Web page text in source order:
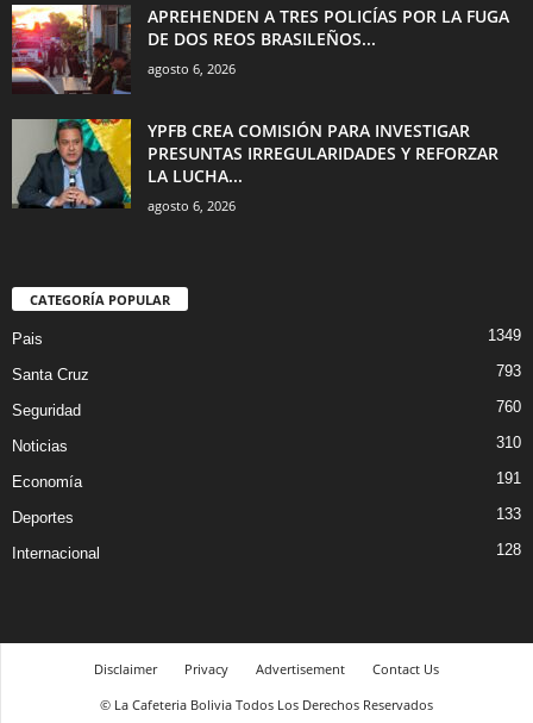
APREHENDEN A TRES POLICÍAS POR LA FUGA
DE DOS REOS BRASILEÑOS...
agosto 6, 2026
YPFB CREA COMISIÓN PARA INVESTIGAR
PRESUNTAS IRREGULARIDADES Y REFORZAR
LA LUCHA...
agosto 6, 2026
CATEGORÍA POPULAR
Pais 1349
Santa Cruz 793
Seguridad 760
Noticias 310
Economía 191
Deportes 133
Internacional 128
Disclaimer Privacy Advertisement
Contact Us
© La Cafeteria Bolivia Todos Los Derechos Reservados